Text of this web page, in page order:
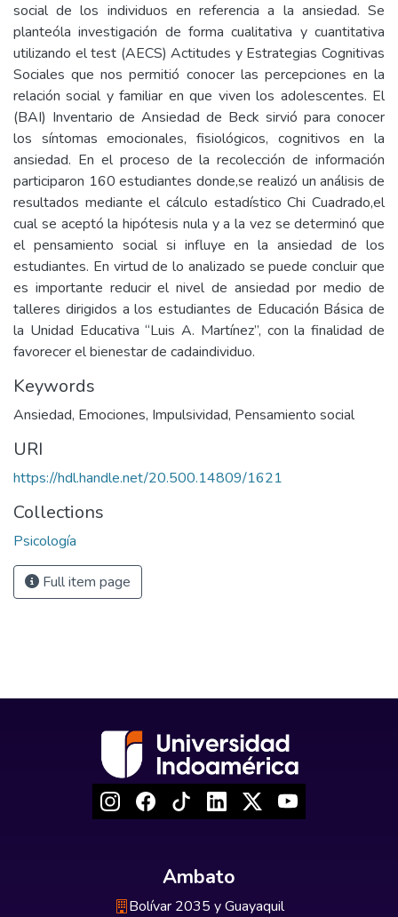
social de los individuos en referencia a la ansiedad. Se
planteóla investigación de forma cualitativa y cuantitativa
utilizando el test (AECS) Actitudes y Estrategias Cognitivas
Sociales que nos permitió conocer las percepciones en la
relación social y familiar en que viven los adolescentes. El
(BAI) Inventario de Ansiedad de Beck sirvió para conocer
los síntomas emocionales, fisiológicos, cognitivos en la
ansiedad. En el proceso de la recolección de información
participaron 160 estudiantes donde,se realizó un análisis de
resultados mediante el cálculo estadístico Chi Cuadrado,el
cual se aceptó la hipótesis nula y a la vez se determinó que
el pensamiento social si influye en la ansiedad de los
estudiantes. En virtud de lo analizado se puede concluir que
es importante reducir el nivel de ansiedad por medio de
talleres dirigidos a los estudiantes de Educación Básica de
la Unidad Educativa “Luis A. Martínez”, con la finalidad de
favorecer el bienestar de cadaindividuo.
Keywords
Ansiedad, Emociones, Impulsividad, Pensamiento social
URI
https://hdl.handle.net/20.500.14809/1621
Collections
Psicología
Full item page
Ambato
Bolívar 2035 y Guayaquil